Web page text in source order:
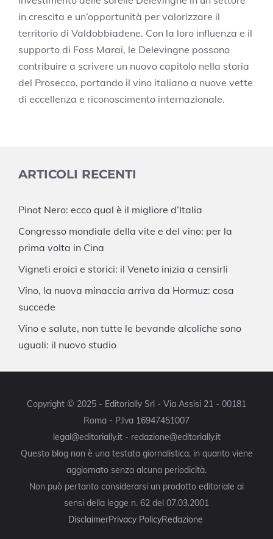
in crescita e un’opportunità per valorizzare il
territorio di Valdobbiadene. Con la loro influenza e il
supporto di Foss Marai, le Delevingne possono
contribuire a scrivere un nuovo capitolo nella storia
del Prosecco, portando il vino italiano a nuove vette
di eccellenza e riconoscimento internazionale.
ARTICOLI RECENTI
Pinot Nero: ecco qual è il migliore d’Italia
Congresso mondiale della vite e del vino: per la
prima volta in Cina
Vigneti eroici e storici: il Veneto inizia a censirli
Vino, la nuova minaccia arriva da Hormuz: cosa
succede
Vino e salute, non tutte le bevande alcoliche sono
uguali: il nuovo studio
Copyright © 2025 - Editorially Srl - Via Assisi 21 - 00181
Roma - P.Iva 16947451007
legal@editorially.it - redazione@editorially.it
Questo blog non è una testata giornalistica, in quanto viene
aggiornato senza alcuna periodicità.
Non può pertanto considerarsi un prodotto editoriale ai
sensi della legge n. 62 del 07.03.2001
DisclaimerPrivacy PolicyRedazione